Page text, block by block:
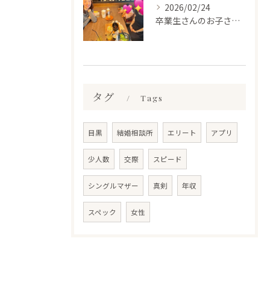
2026/02/24
卒業生さんのお子さんに会って来ました✨
タグ Tags
目黒 結婚相談所 エリート アプリ
少人数 交際 スピード
シングルマザー 真剣 年収
スペック 女性